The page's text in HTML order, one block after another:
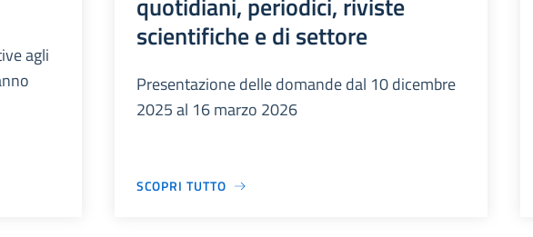
agli
scientifiche e di settore
Presentazione delle domande dal 10 dicembre
2025 al 16 marzo 2026
SCOPRI TUTTO